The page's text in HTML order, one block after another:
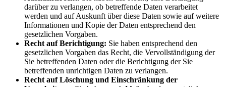
darüber zu verlangen, ob betreffende Daten verarbeitet
werden und auf Auskunft über diese Daten sowie auf weitere
Informationen und Kopie der Daten entsprechend den
gesetzlichen Vorgaben.
Recht auf Berichtigung: Sie haben entsprechend den
gesetzlichen Vorgaben das Recht, die Vervollständigung der
Sie betreffenden Daten oder die Berichtigung der Sie
betreffenden unrichtigen Daten zu verlangen.
Recht auf Löschung und Einschränkung der